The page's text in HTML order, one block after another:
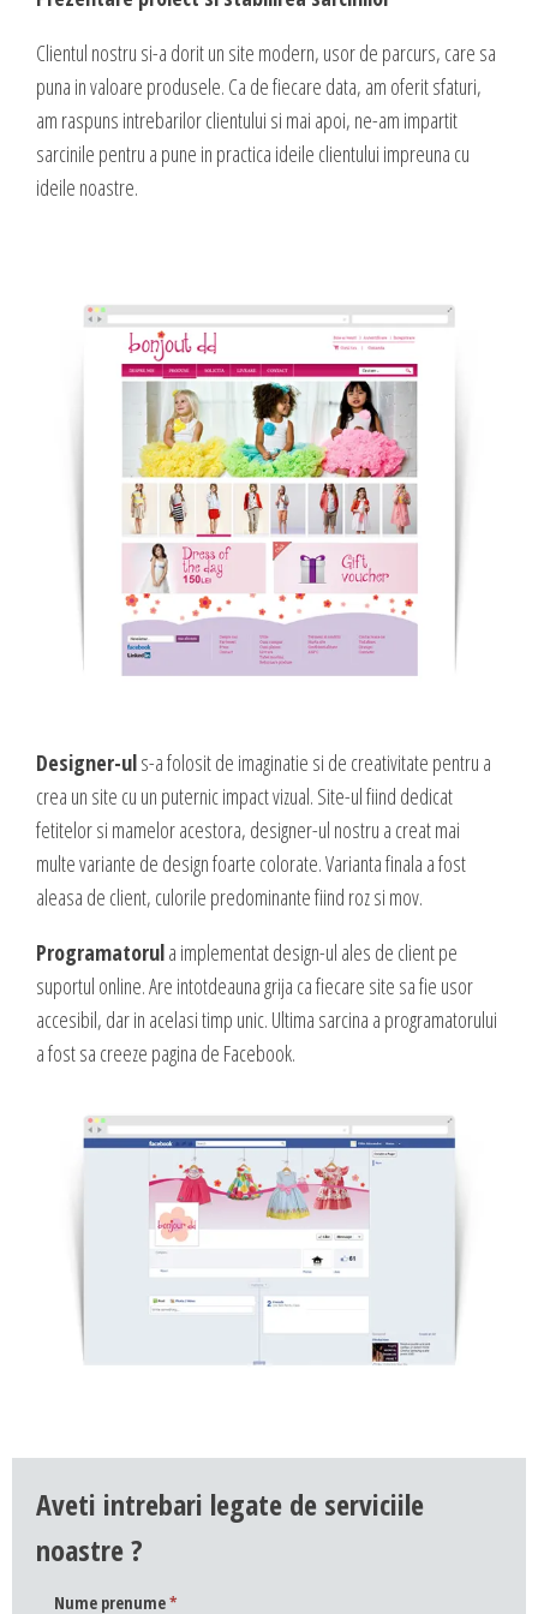
DESIGN & PRINTING
Identitate vizuala, imagine
Grafica publicitara
Grafica pentru print
Fotografie digitala
Clientul nostru si-a dorit un site modern, usor de parcurs, care sa
puna in valoare produsele. Ca de fiecare data, am oferit sfaturi,
am raspuns intrebarilor clientului si mai apoi, ne-am impartit
sarcinile pentru a pune in practica ideile clientului impreuna cu
ideile noastre.
Designer-uls-a folosit de imaginatie si de creativitate pentru a
crea un site cu un puternic impact vizual. Site-ul fiind dedicat
fetitelor si mamelor acestora, designer-ul nostru a creat mai
multe variante de design foarte colorate. Varianta finala a fost
aleasa de client, culorile predominante fiind roz si mov.
Programatorula implementat design-ul ales de client pe
suportul online. Are intotdeauna grija ca fiecare site sa fie usor
accesibil, dar in acelasi timp unic. Ultima sarcina a programatorului
a fost sa creeze pagina de Facebook.
Aveti intrebari legate de serviciile
noastre ?
Nume prenume*